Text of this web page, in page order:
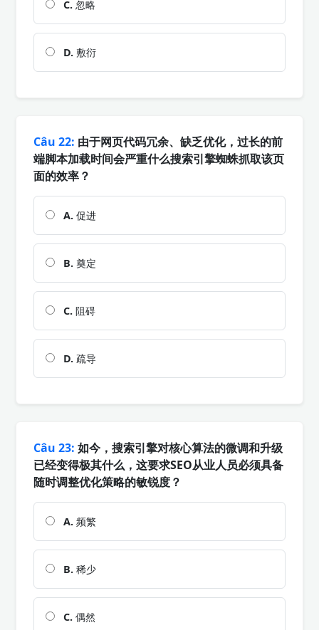
C. 忽略
D. 敷衍
Câu 22: 由于网页代码冗余、缺乏优化，过长的前
端脚本加载时间会严重什么搜索引擎蜘蛛抓取该页
面的效率？
A. 促进
B. 奠定
C. 阻碍
D. 疏导
Câu 23: 如今，搜索引擎对核心算法的微调和升级
已经变得极其什么，这要求SEO从业人员必须具备
随时调整优化策略的敏锐度？
A. 频繁
B. 稀少
C. 偶然